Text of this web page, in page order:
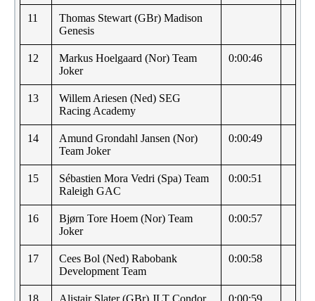
11
Thomas Stewart (GBr) Madison
Genesis
12
Markus Hoelgaard (Nor) Team
Joker
0:00:46
13
Willem Ariesen (Ned) SEG
Racing Academy
14
Amund Grondahl Jansen (Nor)
Team Joker
0:00:49
15
Sébastien Mora Vedri (Spa) Team
Raleigh GAC
0:00:51
16
Bjørn Tore Hoem (Nor) Team
Joker
0:00:57
17
Cees Bol (Ned) Rabobank
Development Team
0:00:58